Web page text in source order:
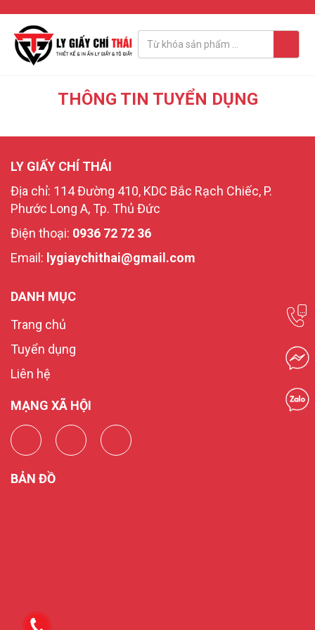
THÔNG TIN TUYỂN DỤNG
LY GIẤY CHÍ THÁI
Địa chỉ: 114 Đường 410, KDC Bắc Rạch Chiếc, P.
Phước Long A, Tp. Thủ Đức
Điện thoại: 0936 72 72 36
Email: lygiaychithai@gmail.com
DANH MỤC
Trang chủ
Tuyển dụng
Liên hệ
MẠNG XÃ HỘI
BẢN ĐỒ